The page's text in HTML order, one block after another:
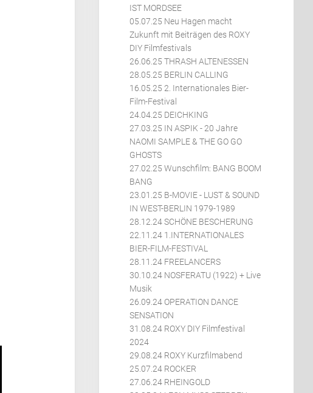
IST MORDSEE
05.07.25 Neu Hagen macht
Zukunft mit Beiträgen des ROXY
DIY Filmfestivals
26.06.25 THRASH ALTENESSEN
28.05.25 BERLIN CALLING
16.05.25 2. Internationales Bier-
Film-Festival
24.04.25 DEICHKING
27.03.25 IN ASPIK - 20 Jahre
NAOMI SAMPLE & THE GO GO
GHOSTS
27.02.25 Wunschfilm: BANG BOOM
BANG
23.01.25 B-MOVIE - LUST & SOUND
IN WEST-BERLIN 1979-1989
28.12.24 SCHÖNE BESCHERUNG
22.11.24 1.INTERNATIONALES
BIER-FILM-FESTIVAL
28.11.24 FREELANCERS
30.10.24 NOSFERATU (1922) + Live
Musik
26.09.24 OPERATION DANCE
SENSATION
31.08.24 ROXY DIY Filmfestival
2024
29.08.24 ROXY Kurzfilmabend
25.07.24 ROCKER
27.06.24 RHEINGOLD